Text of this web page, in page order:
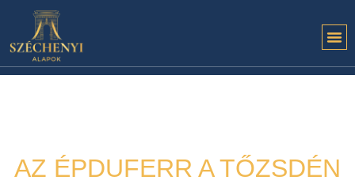
AZ ÉPDUFERR A TŐZSDÉN